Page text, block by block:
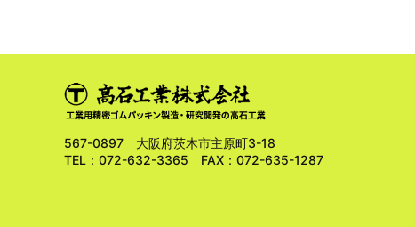
567-0897 大阪府茨木市主原町3-18
TEL：072-632-3365 FAX：072-635-1287